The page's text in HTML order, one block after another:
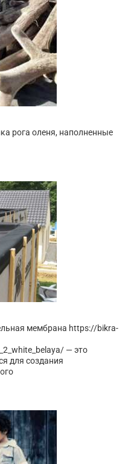
рога оленя, наполненные
мембрана https://bikra-
— это
для создания